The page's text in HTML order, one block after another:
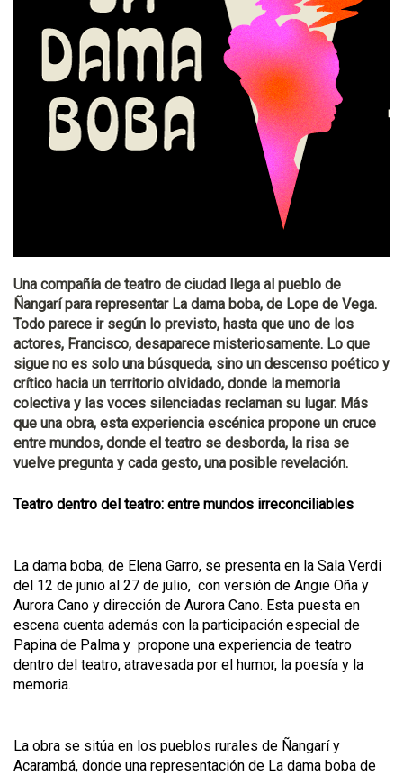
Una compañía de teatro de ciudad llega al pueblo de
Ñangarí para representar La dama boba, de Lope de Vega.
Todo parece ir según lo previsto, hasta que uno de los
actores, Francisco, desaparece misteriosamente. Lo que
sigue no es solo una búsqueda, sino un descenso poético y
crítico hacia un territorio olvidado, donde la memoria
colectiva y las voces silenciadas reclaman su lugar. Más
que una obra, esta experiencia escénica propone un cruce
entre mundos, donde el teatro se desborda, la risa se
vuelve pregunta y cada gesto, una posible revelación.
Teatro dentro del teatro: entre mundos irreconciliables
La dama boba, de Elena Garro, se presenta en la Sala Verdi
del 12 de junio al 27 de julio, con versión de Angie Oña y
Aurora Cano y dirección de Aurora Cano. Esta puesta en
escena cuenta además con la participación especial de
Papina de Palma y propone una experiencia de teatro
dentro del teatro, atravesada por el humor, la poesía y la
memoria.
La obra se sitúa en los pueblos rurales de Ñangarí y
Acarambá, donde una representación de La dama boba de